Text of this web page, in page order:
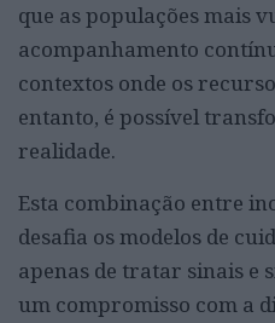
que as populações mais
acompanhamento
contextos onde os
entanto, é possível
realidade.
Esta combinação entre
desafia os modelos de
apenas de tratar sinais e
um compromisso com a